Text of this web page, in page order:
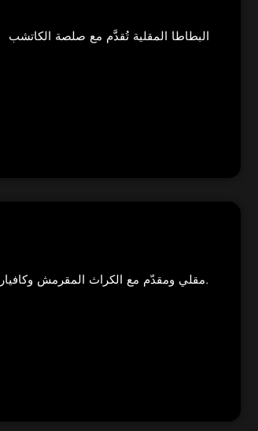
البطاطا المقلية تُقدَّم مع صلصة الكاتشب
سجق لبناني حار من Otantik، مقلي ومقدّم مع الكراث المقرمش وكافيار الرمان.